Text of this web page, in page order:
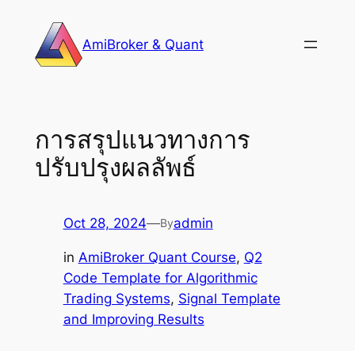
content
AmiBroker & Quant
การสรุปแนวทางการ
ปรับปรุงผลลัพธ์
Oct 28, 2024—Byadmin
in AmiBroker Quant Course, Q2
Code Template for Algorithmic
Trading Systems, Signal Template
and Improving Results